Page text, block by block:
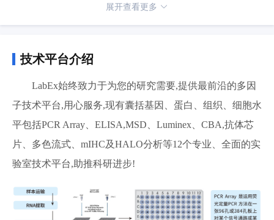
Tert Tgfb1 Tgfb3
展开查看更多
技术平台介绍
LabEx始终致力于为您的研究需要,提供最前沿的多因
子技术平台,用心服务,现有囊括基因、蛋白、组织、细胞水
平包括PCR Array、ELISA,MSD、Luminex、CBA,抗体芯
片、多色流式、mIHC及HALO分析等12个专业、全面的实
验室技术平台,助推科研进步!